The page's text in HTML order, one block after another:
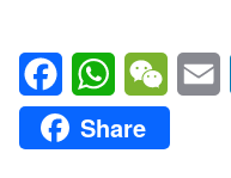
FacebookWhatsAppWeChat
Share